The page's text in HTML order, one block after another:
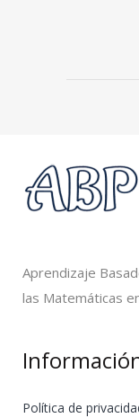
Aprendizaje
las Matemáticas
Política de